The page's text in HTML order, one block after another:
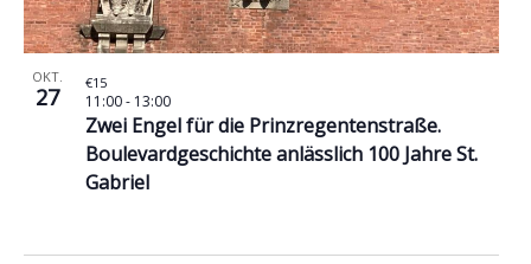
OKT.
27
Zwei Engel für die Prinzregentenstraße.
Boulevardgeschichte anlässlich 100 Jahre St.
Gabriel
11:00- 13:00
€15